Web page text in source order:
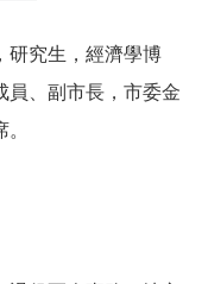
究生，經濟學博
員、副市長，市委金